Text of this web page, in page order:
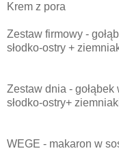
Krem z pora
Zestaw firmowy -
słodko-ostry +
Zestaw dnia -
słodko-ostry+
WEGE - makaron w